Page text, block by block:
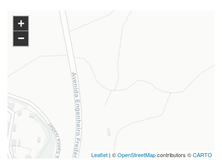
+
−
Leaflet | ©OpenStreetMapcontributors ©CARTO